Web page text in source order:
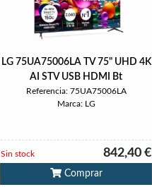
LG 75UA75006LA TV 75" UHD 4K
AI STV USB HDMI Bt
Referencia: 75UA75006LA
Marca: LG
842,40 €
Sin stock
Comprar